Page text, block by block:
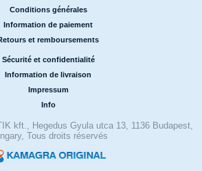
Conditions générales
Information de paiement
et remboursements
Sécurité et confidentialité
Information de livraison
Impressum
Info
kft., Hegedus Gyula utca 13, 1136 Budapest,
Tous droits réservés